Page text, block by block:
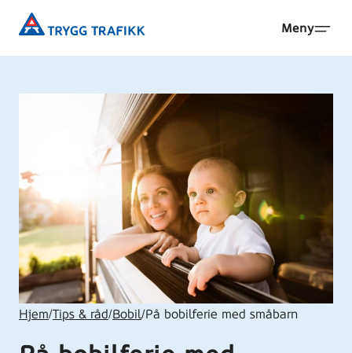
hovedinnhold
Trygg
Meny
Hjem/Tips & råd/Bobil/På bobilferie med småbarn